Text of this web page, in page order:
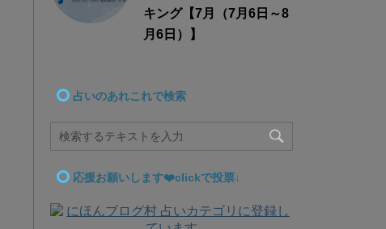
キング【7月（7月6日～8
月6日）】
占いのあれこれで検索
応援お願いします❤️clickで投票↓